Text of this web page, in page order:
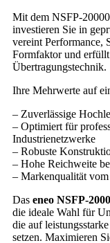
Mit dem NSFP-
investieren Sie in
vereint Performance,
Formfaktor und
Übertragungstechnik.
Ihre Mehrwerte auf
– Zuverlässige
– Optimiert für
Industrienetzwerke
– Robuste
– Hohe Reichweite
– Markenqualität
Das eneo NSFP-
die ideale Wahl für
die auf
setzen. Maximieren